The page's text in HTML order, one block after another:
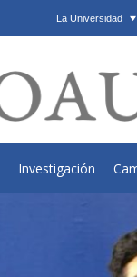
La Universidad
Investigación